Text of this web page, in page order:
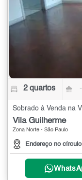
2 quartos
Sobrado à Venda na
Vila Guilherme
Zona Norte - São Paulo
Endereço no